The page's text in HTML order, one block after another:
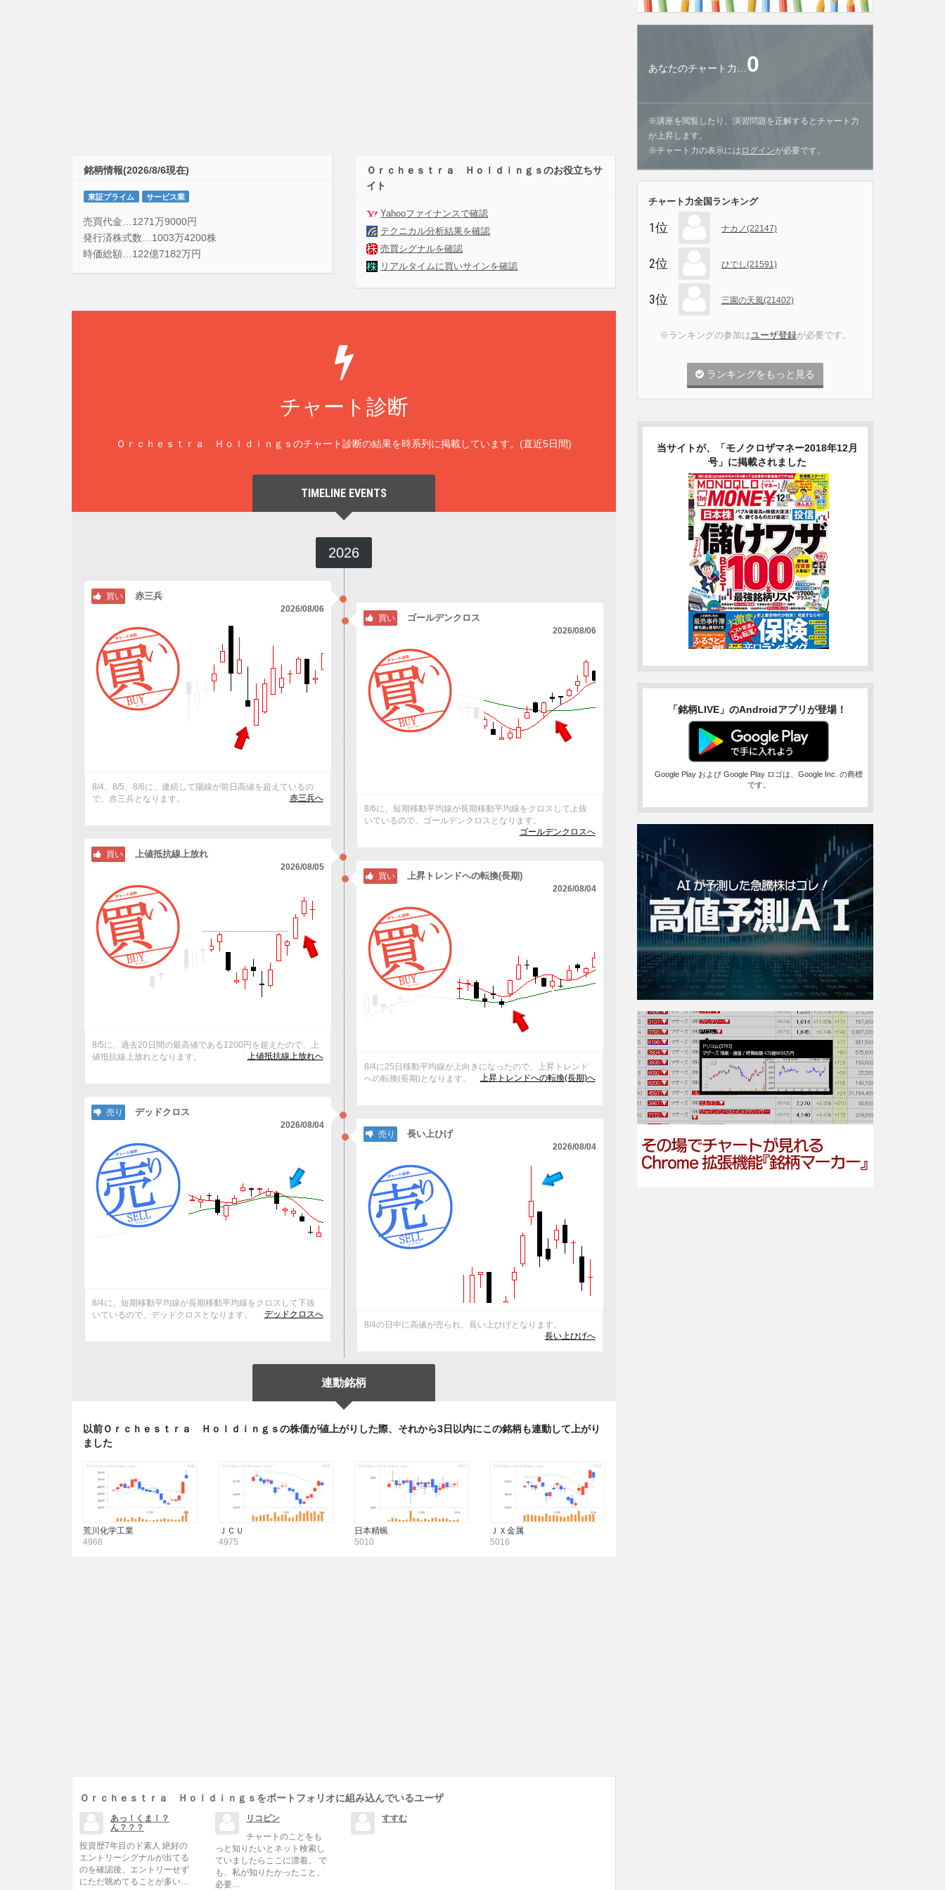
銘柄情報(2026/8/6現在)
東証プライム サービス業
売買代金…1271万9000円
発行済株式数…1003万4200株
時価総額…122億7182万円
Ｏｒｃｈｅｓｔｒａ Ｈｏｌｄｉｎｇｓのお役立ちサ
イト
Yahooファイナンスで確認
テクニカル分析結果を確認
売買シグナルを確認
リアルタイムに買いサインを確認
チャート診断
Ｏｒｃｈｅｓｔｒａ Ｈｏｌｄｉｎｇｓのチャート診断の結果を時系列に掲載しています。(直近5日間)
TIMELINE EVENTS
2026
買い 赤三兵
2026/08/06
8/4、8/5、8/6に、連続して陽線が前日高値を超えているの
で、赤三兵となります。
赤三兵へ
買い ゴールデンクロス
2026/08/06
8/6に、短期移動平均線が長期移動平均線をクロスして上抜
いているので、ゴールデンクロスとなります。
ゴールデンクロスへ
買い 上値抵抗線上放れ
2026/08/05
8/5に、過去20日間の最高値である1200円を超えたので、上
値抵抗線上放れとなります。
上値抵抗線上放れへ
買い 上昇トレンドへの転換(長期)
2026/08/04
8/4に25日移動平均線が上向きになったので、上昇トレンド
への転換(長期)となります。
上昇トレンドへの転換(長期)へ
売り デッドクロス
2026/08/04
8/4に、短期移動平均線が長期移動平均線をクロスして下抜
いているので、デッドクロスとなります。
デッドクロスへ
売り 長い上ひげ
2026/08/04
8/4の日中に高値が売られ、長い上ひげとなります。
長い上ひげへ
連動銘柄
以前Ｏｒｃｈｅｓｔｒａ Ｈｏｌｄｉｎｇｓの株価が値上がりした際、それから3日以内にこの銘柄も連動して上がり
ました
荒川化学工業
4968
ＪＣＵ
4975
日本精蝋
5010
ＪＸ金属
5016
Ｏｒｃｈｅｓｔｒａ Ｈｏｌｄｉｎｇｓをポートフォリオに組み込んでいるユーザ
あっ！くま！？
ん？？？
投資歴7年目のド素人 絶好の
エントリーシグナルが出てる
のを確認後、エントリーせず
にただ眺めてることが多い…
リコピン
チャートのことをも
っと知りたいとネット検索し
ていましたらここに漂着。 で
も、私が知りたかったこと、
必要…
すすむ
あなたのチャート力… 0
※講座を閲覧したり、演習問題を正解するとチャート力
が上昇します。
※チャート力の表示には ログインが必要です。
チャート力全国ランキング
1位 ナカノ(22147)
2位 ひでし(21591)
3位 三園の天風(21402)
※ランキングの参加はユーザ登録が必要です。
ランキングをもっと見る
当サイトが、「モノクロザマネー2018年12月
号」に掲載されました
「銘柄LIVE」のAndroidアプリが登場！
Google Play および Google Play ロゴは、Google Inc. の商標
です。